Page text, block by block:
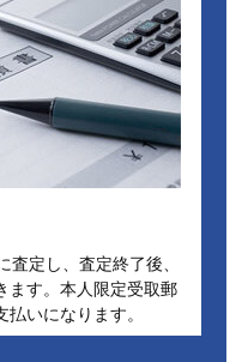
定し、査定終了後、
ます。本人限定受取郵
いになります。